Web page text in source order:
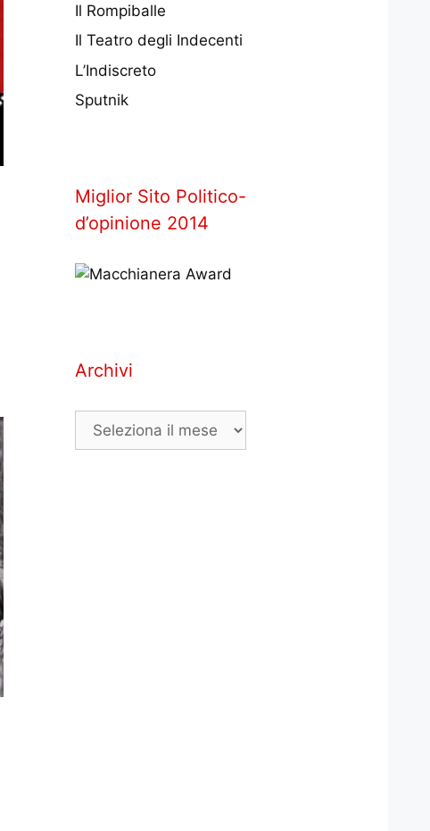
Il Rompiballe
Il Teatro degli Indecenti
L’Indiscreto
Sputnik
Miglior Sito Politico-
d’opinione 2014
Archivi
Archivi